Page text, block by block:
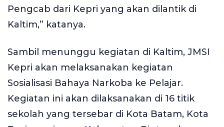
Pengcab dari Kepri yang akan dilantik di
Kaltim,” katanya.
Sambil menunggu kegiatan di Kaltim, JMSI
Kepri akan melaksanakan kegiatan
Sosialisasi Bahaya Narkoba ke Pelajar.
Kegiatan ini akan dilaksanakan di 16 titik
sekolah yang tersebar di Kota Batam, Kota